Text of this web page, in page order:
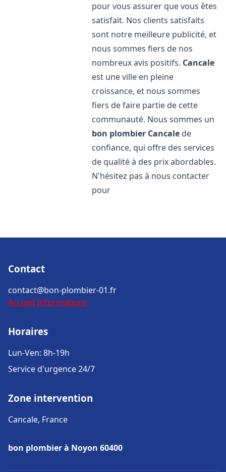
pour vous assurer que vous êtes
satisfait. Nos clients satisfaits
sont notre meilleure publicité, et
nous sommes fiers de nos
nombreux avis positifs. Cancale
est une ville en pleine
croissance, et nous sommes
fiers de faire partie de cette
communauté. Nous sommes un
bon plombier Cancale de
confiance, qui offre des services
de qualité à des prix abordables.
N'hésitez pas à nous contacter
pour
Contact
contact@bon-plombier-01.fr
Accueil Informations
Horaires
Lun-Ven: 8h-19h
Service d'urgence 24/7
Zone intervention
Cancale, France
bon plombier à Noyon 60400